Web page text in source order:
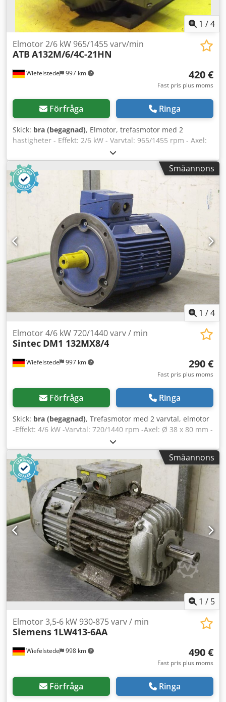
1 /4
Wiefelstede 997 km
Elmotor 2/6 kW 965/1455 varv/min
ATB A132M/6/4C-21HN
420 €
Fast pris plus moms
Förfråga Ringa
Skick: bra (begagnad), Elmotor, trefasmotor med 2
hastigheter - Effekt: 2/6 kW - Varvtal: 965/1455 rpm - Axel:
Ø 38 mm - Utförande: B3 - Polomkopplingsbar -
Skyddsklass: IP 54 - Antal: 3 st tillgängliga - Pris: per styck -
Mått: 480/320/H260 mm - Vikt: 69 kg Chedpjcnf Hnjfx Ah
Soa
Småannons
1 /4
Wiefelstede 997 km
Elmotor 4/6 kW 720/1440 varv / min
Sintec DM1 132MX8/4
290 €
Fast pris plus moms
Förfråga Ringa
Skick: bra (begagnad), Trefasmotor med 2 varvtal, elmotor
-Effekt: 4/6 kW -Varvtal: 720/1440 rpm -Axel: Ø 38 x 80 mm -
Byggform: B5 Chjdpjd S Spdefx Ah Sja -Skyddsklass: IP 55 -
Mått: 510/300/H350 mm -Vikt: 77,5 kg
Småannons
1 / 5
Wiefelstede 998 km
Elmotor 3,5-6 kW 930-875 varv / min
Siemens 1LW413-6AA
490 €
Fast pris plus moms
Förfråga Ringa